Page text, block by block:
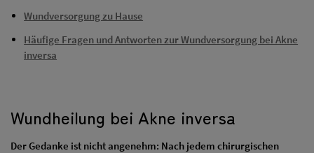
Wundversorgung zu Hause
Häufige Fragen und Antworten zur Wundversorgung bei Akne
inversa
Wundheilung bei Akne inversa
Der Gedanke ist nicht angenehm: Nach jedem chirurgischen